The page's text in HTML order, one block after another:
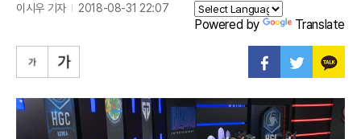
이시우 기자 2018-08-31 22:07
Powered by Translate